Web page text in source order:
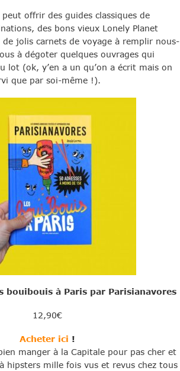
offrir des guides classiques de
des bons vieux Lonely Planet
jolis carnets de voyage à remplir nous-
à dégoter quelques ouvrages qui
lot (ok, y’en a un qu’on a écrit mais on
que par soi-même !).
bouibouis à Paris par Parisianavores
12,90€
Acheter ici !
manger à la Capitale pour pas cher et
hipsters mille fois vus et revus chez tous